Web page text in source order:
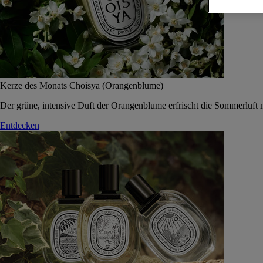
Kerze des Monats Choisya (Orangenblume)
Der grüne, intensive Duft der Orangenblume erfrischt die Sommerluft
Entdecken